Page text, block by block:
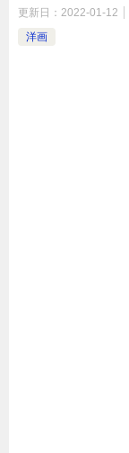
更新日： 2022-01-12
洋画